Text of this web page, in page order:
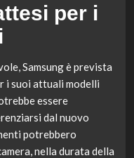
per i
Samsung è prevista
i suoi attuali modelli
essere
dal nuovo
potrebbero
nella durata della